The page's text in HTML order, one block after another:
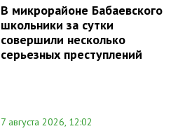
В микрорайоне Бабаевского
школьники за сутки
совершили несколько
серьезных преступлений
7 августа 2026, 12:02